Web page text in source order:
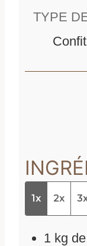
TYPE
1x 2x
1 kg de